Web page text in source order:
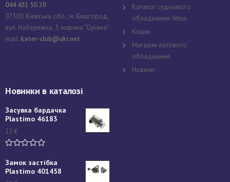
044 451 50 20
07300, Київська обл., м. Вишгород,
вул. Набережна, 3, марина "Оріяна"
mail: kater-club@ukr.net
Каталог суднового
обладнання Vetus
Кошик
Магазин яхтового
обладнання
Новини
Новинки в каталозі
Засувка бардачка
Plastimo 46183
22 €
Замок застібка
Plastimo 401458